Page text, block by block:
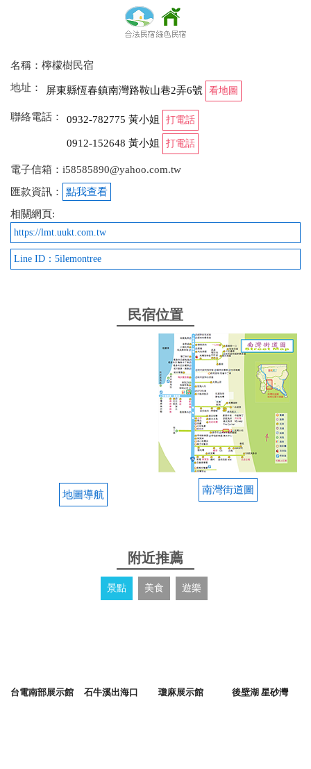
名稱：檸檬樹民宿
地址：
屏東縣恆春鎮南灣路鞍山巷2弄6號 看地圖
聯絡電話： 0932-782775 黃小姐 打電話
0912-152648 黃小姐 打電話
電子信箱：i58585890@yahoo.com.tw
匯款資訊：
點我查看
相關網頁:
https://lmt.uukt.com.tw
Line ID：5ilemontree
民宿位置
地圖導航 南灣街道圖
附近推薦
景點 美食 遊樂
台電南部展示館 石牛溪出海口 瓊麻展示館 後壁湖 星砂灣